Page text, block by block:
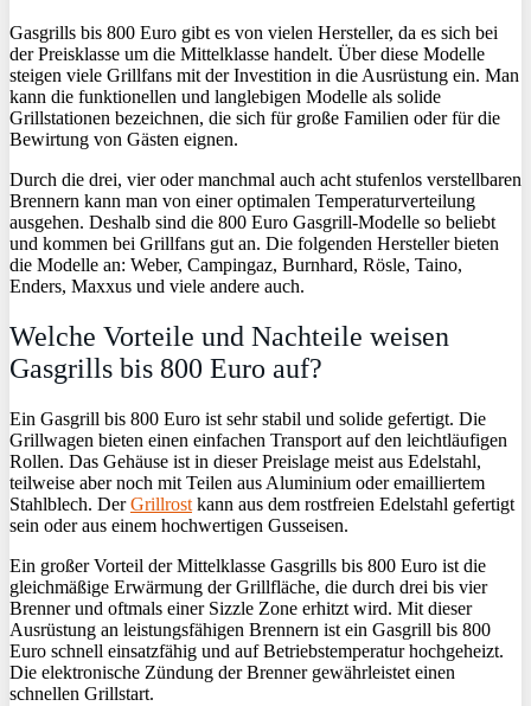
Gasgrills bis 800 Euro gibt es von vielen Hersteller, da es sich bei
der Preisklasse um die Mittelklasse handelt. Über diese Modelle
steigen viele Grillfans mit der Investition in die Ausrüstung ein. Man
kann die funktionellen und langlebigen Modelle als solide
Grillstationen bezeichnen, die sich für große Familien oder für die
Bewirtung von Gästen eignen.
Durch die drei, vier oder manchmal auch acht stufenlos verstellbaren
Brennern kann man von einer optimalen Temperaturverteilung
ausgehen. Deshalb sind die 800 Euro Gasgrill-Modelle so beliebt
und kommen bei Grillfans gut an. Die folgenden Hersteller bieten
die Modelle an: Weber, Campingaz, Burnhard, Rösle, Taino,
Enders, Maxxus und viele andere auch.
Welche Vorteile und Nachteile weisen
Gasgrills bis 800 Euro auf?
Ein Gasgrill bis 800 Euro ist sehr stabil und solide gefertigt. Die
Grillwagen bieten einen einfachen Transport auf den leichtläufigen
Rollen. Das Gehäuse ist in dieser Preislage meist aus Edelstahl,
teilweise aber noch mit Teilen aus Aluminium oder emailliertem
Stahlblech. DerGrillrost kann aus dem rostfreien Edelstahl gefertigt
sein oder aus einem hochwertigen Gusseisen.
Ein großer Vorteil der Mittelklasse Gasgrills bis 800 Euro ist die
gleichmäßige Erwärmung der Grillfläche, die durch drei bis vier
Brenner und oftmals einer Sizzle Zone erhitzt wird. Mit dieser
Ausrüstung an leistungsfähigen Brennern ist ein Gasgrill bis 800
Euro schnell einsatzfähig und auf Betriebstemperatur hochgeheizt.
Die elektronische Zündung der Brenner gewährleistet einen
schnellen Grillstart.